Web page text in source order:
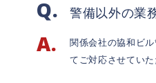
警備以外の業
関係会社の協和ビ
てご対応させていた